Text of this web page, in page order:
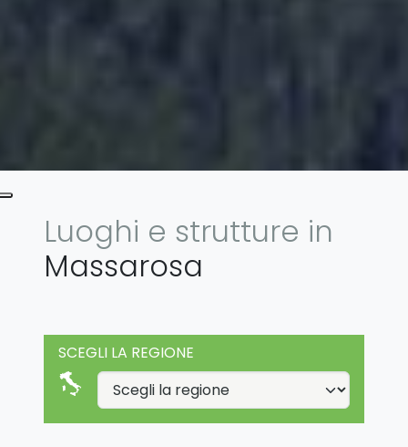
Luoghi e strutture in
Massarosa
SCEGLI LA REGIONE